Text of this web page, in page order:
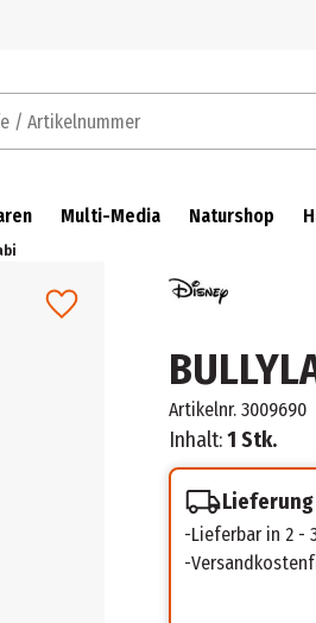
Multi-Media Naturshop
Artikelnr. 3009690
Inhalt:1 Stk.
Lieferbar in 2 -